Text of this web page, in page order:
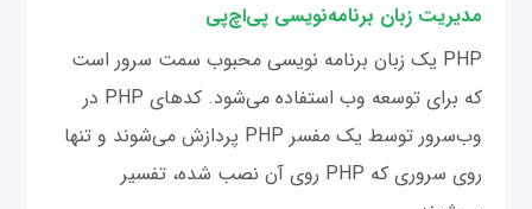
مدیریت زبان برنامه‌نویسی پی‌اچ‌پی
PHP یک زبان برنامه نویسی محبوب سمت سرور است
که برای توسعه وب استفاده می‌شود. کدهای PHP در
وب‌سرور توسط یک مفسر PHP پردازش می‌شوند و تنها
روی سروری که PHP روی آن نصب شده، تفسیر